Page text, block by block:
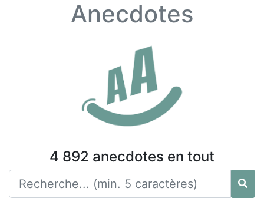
Anecdotes
4 892 anecdotes en tout